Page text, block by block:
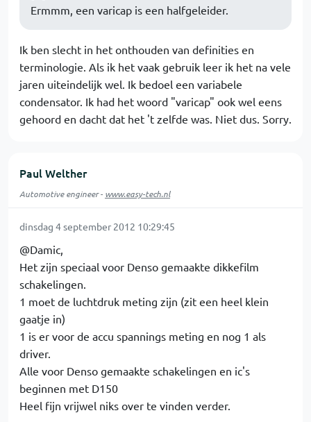
Ermmm, een varicap is een halfgeleider.
Ik ben slecht in het onthouden van definities en
terminologie. Als ik het vaak gebruik leer ik het na vele
jaren uiteindelijk wel. Ik bedoel een variabele
condensator. Ik had het woord "varicap" ook wel eens
gehoord en dacht dat het 't zelfde was. Niet dus. Sorry.
Paul Welther
Automotive engineer - www.easy-tech.nl
dinsdag 4 september 2012 10:29:45
@Damic,
Het zijn speciaal voor Denso gemaakte dikkefilm
schakelingen.
1 moet de luchtdruk meting zijn (zit een heel klein
gaatje in)
1 is er voor de accu spannings meting en nog 1 als
driver.
Alle voor Denso gemaakte schakelingen en ic's
beginnen met D150
Heel fijn vrijwel niks over te vinden verder.